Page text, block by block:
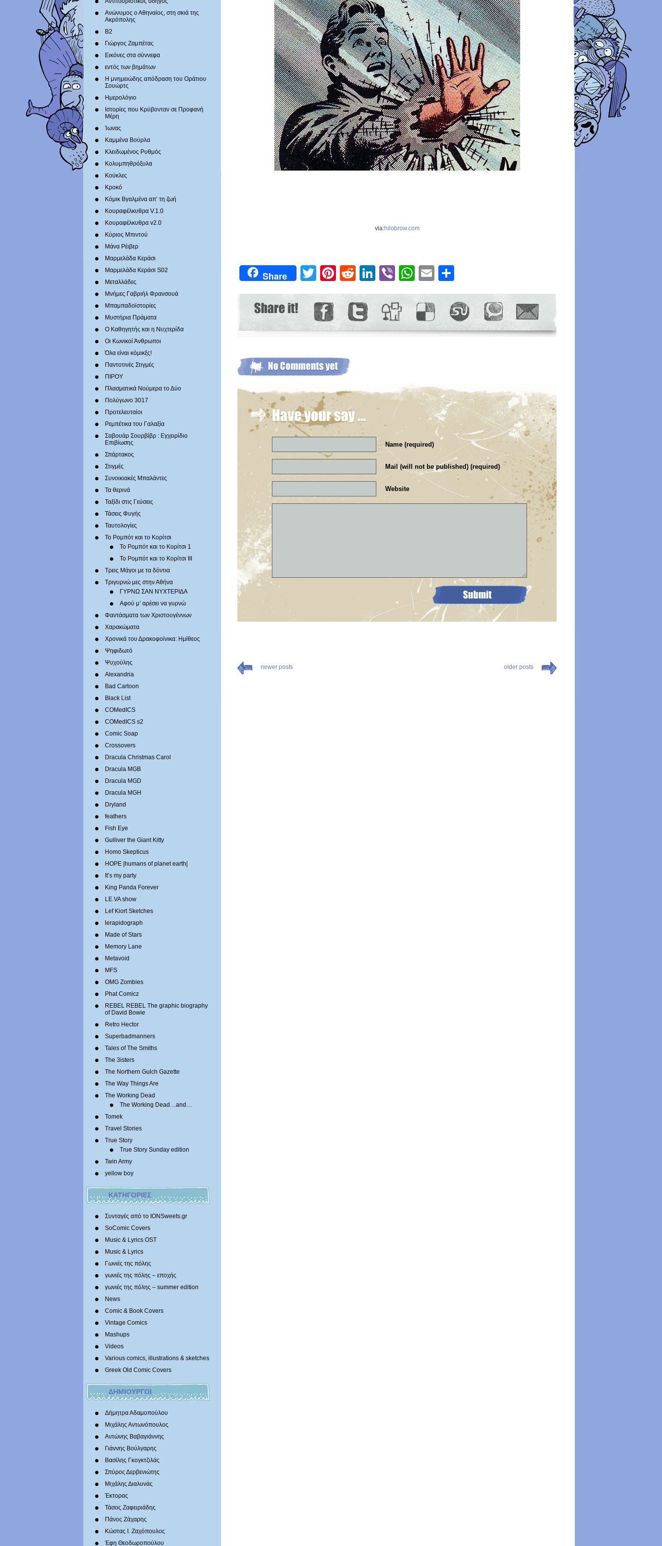
Ανώνυμος ο Αθηναίος, στη σκιά της
Ακρόπολης
Β2
Γιώργος Ζαμπέτας
Εικόνες στα σύννεφα
εντός των βημάτων
Η μνημειώδης απόδραση του Οράτιου
Σουώρτς
Ημερολόγιο
Ιστορίες που Κρύβονταν σε Προφανή
Μέρη
Ίωνας
Καμμένα Βούρλα
Κλειδωμένος Ρυθμός
Κολυμπηθρόξυλα
Κούκλες
Κροκό
Κόμικ Βγαλμένα απ’ τη ζωή
Κουραφέλκυθρα V.1.0
Κουραφέλκυθρα v2.0
Κύριος Μπιντού
Μάνα Ρέιβερ
Μαρμελάδα Κεράσι
Μαρμελάδα Κεράσι S02
Μεταλλάδες
Mνήμες Γαβριήλ Φρανσουά
Μπαμπαδοϊστορίες
Μυστήρια Πράματα
Ο Καθηγητής και η Νυχτερίδα
Οι Κωνικοί Άνθρωποι
Όλα είναι κόμικξς!
Παντοτινές Στιγμές
ΠΙΡΟΥ
Πλασματικά Νούμερα το Δύο
Πολύγωνο 3017
Προτελευταίοι
Ρεμπέτικα του Γαλαξία
Σαβουάρ Σουρβίβρ : Εγχειρίδιο
Επιβίωσης
Σπάρτακος
Στιγμές
Συνοικιακές Μπαλάντες
Τα θερινά
Ταξίδι στις Γεύσεις
Τάσεις Φυγής
Ταυτολογίες
Το Ρομπότ και το Κορίτσι
Το Ρομπότ και το Κορίτσι 1
Το Ρομπότ και το Κορίτσι III
Τρεις Μάγοι με τα δόντια
Τριγυρνώ μες στην Αθήνα
ΓΥΡΝΩ ΣΑΝ ΝΥΧΤΕΡΙΔΑ
Αφού μ’ αρέσει να γυρνώ
Φαντάσματα των Χριστουγέννων
Χαρακώματα
Χρονικά του Δρακοφοίνικα: Ημίθεος
Ψηφιδωτό
Ψυχούλης
Alexandria
Bad Cartoon
Black List
COMedICS
COMedICS s2
Comic Soap
Crossovers
Dracula Christmas Carol
Dracula MGB
Dracula MGD
Dracula MGH
Dryland
feathers
Fish Eye
Gulliver the Giant Kitty
Homo Skepticus
HOPE |humans of planet earth|
It’s my party
King Panda Forever
LE.VA show
Lef Kiort Sketches
lerapidograph
Made of Stars
Memory Lane
Metavoid
MFS
OMG Zombies
Phat Comicz
REBEL REBEL The graphic biography
of David Bowie
Retro Hector
Superbadmanners
Tales of The Smiths
The 3isters
The Northern Gulch Gazette
The Way Things Are
The Working Dead
The Working Dead…and…
Tomek
Travel Stories
True Story
True Story Sunday edition
Twin Army
yellow boy
ΚΑΤΗΓΟΡΙΕΣ
Συνταγές από το IONSweets.gr
SoComic Covers
Music & Lyrics OST
Music & Lyrics
Γωνιές της πόλης
γωνιές της πόλης – εποχής
γωνιές της πόλης – summer edition
News
Comic & Book Covers
Vintage Comics
Mashups
Videos
Various comics, illustrations & sketches
Greek Old Comic Covers
ΔΗΜΙΟΥΡΓΟΙ
Δήμητρα Αδαμοπούλου
Μιχάλης Αντωνόπουλος
Αντώνης Βαβαγιάννης
Γιάννης Βούλγαρης
Βασίλης Γκογκτζιλάς
Σπύρος Δερβενιώτης
Mιχάλης Διαλυνάς
Έκτορας
Τάσος Ζαφειριάδης
Πάνος Ζάχαρης
Κώστας Ι. Ζαχόπουλoς
Έφη Θεοδωροπούλου
via:hilobrow.com
Share Twitter
Pinterest
RedditLinkedIn
ViberWhatsApp
Email
Name (required)
Mail (will not be published) (required)
Website
newer posts older posts